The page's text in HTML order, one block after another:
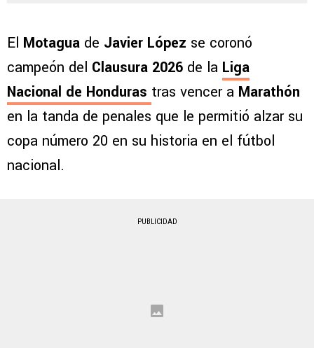
El Motagua de Javier López se coronó
campeón del Clausura 2026 de la Liga
Nacional de Honduras tras vencer a Marathón
en la tanda de penales que le permitió alzar su
copa número 20 en su historia en el fútbol
nacional.
PUBLICIDAD